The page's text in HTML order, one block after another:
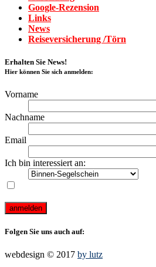
Google-Rezension
Links
News
Reiseversicherung /Törn
Erhalten Sie News!
Hier können Sie sich anmelden:
Vorname
Nachname
Email
Ich bin interessiert an:
Folgen Sie uns auch auf:
webdesign © 2017 by lutz